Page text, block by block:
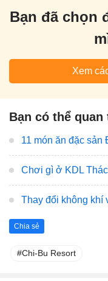
Bạn đã chọn
Xem
Bạn có thể quan
11 món ăn đặc sản
Chơi gì ở KDL
Thay đổi không khí
Chia sẻ
Chi-Bu Resort